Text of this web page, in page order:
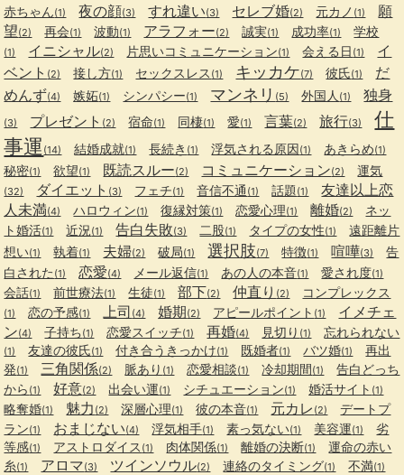
赤ちゃん(1) 夜の顔(3) すれ違い(3) セレブ婚(2) 元カノ (1)
願
望(2) 再会(1) 波動(1) アラフォー(2) 誠実(1) 成功率(1) 学校
(1) イニシャル(2) 片思いコミュニケーション(1) 会える日 (1)
イ
ベント (2) 接し方(1) セックスレス (1) キッカケ(7) 彼氏(1)
だ
めんず(4) 嫉妬(1) シンパシー(1) マンネリ (5) 外国人 (1) 独身
(3) プレゼント (2) 宿命(1) 同棲(1) 愛(1) 言葉(2) 旅行(3)
仕
事運 (14) 結婚成就(1) 長続き (1) 浮気される原因(1) あきらめ(1)
秘密(1) 欲望(1) 既読スルー(2) コミュニケーション(2) 運気
(32) ダイエット (3) フェチ(1) 音信不通 (1) 話題(1)
友達以上恋
人未満(4) ハロウィン(1) 復縁対策(1) 恋愛心理(1) 離婚(2)
ネッ
ト婚活(1) 近況 (1) 告白失敗(3) 二股(1) タイプの女性(1)
遠距離片
想い(1) 執着(1) 夫婦(2) 破局(1) 選択肢(7) 特徴(1) 喧嘩(3)
告
白された (1) 恋愛(4) メール返信(1) あの人の本音(1) 愛され度(1)
会話(1) 前世療法(1) 生徒(1) 部下(2) 仲直り (2) コンプレックス
(1) 恋の予感(1) 上司 (4) 婚期(2) アピールポイント (1)
イメチェ
ン(4) 子持ち(1) 恋愛スイッチ(1) 再婚(4) 見切り (1) 忘れられない
(1) 友達の彼氏(1) 付き合うきっかけ(1) 既婚者(1) バツ婚(1)
再出
発(1) 三角関係(2) 脈あり (1) 恋愛相談(1) 冷却期間(1)
告白どっち
から (1) 好意(2) 出会い運(1) シチュエーション(1) 婚活サイト (1)
略奪婚(1) 魅力 (2) 深層心理(1) 彼の本音(1) 元カレ (2)
デートプ
ラン(1) おまじない(4) 浮気相手(1) 素っ気ない(1) 美容運(1)
劣
等感(1) アストロダイス (1) 肉体関係(1) 離婚の決断(1)
運命の赤い
糸(1) アロマ(3) ツインソウル(2) 連絡のタイミング(1) 不満(1)